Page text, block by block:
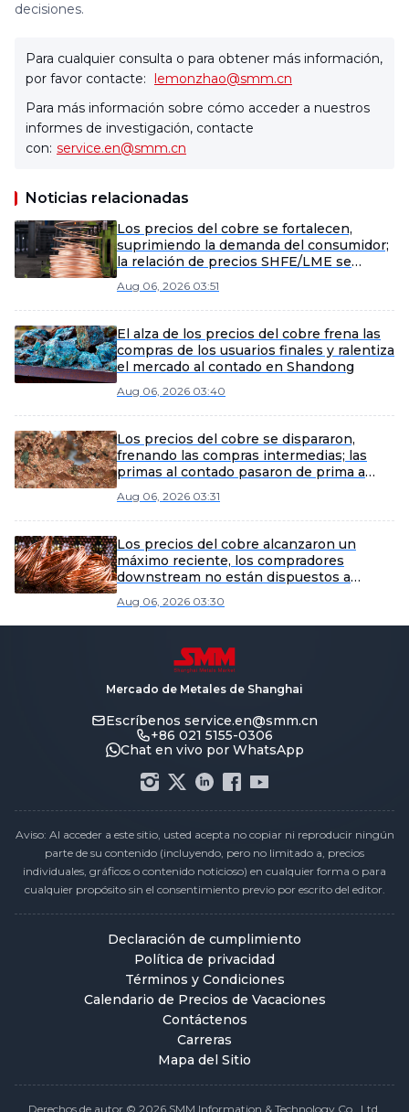
decisiones.
Para cualquier consulta o para obtener más información,
por favor contacte: lemonzhao@smm.cn
Para más información sobre cómo acceder a nuestros
informes de investigación, contacte
con: service.en@smm.cn
Noticias relacionadas
Los precios del cobre se fortalecen,
suprimiendo la demanda del consumidor;
la relación de precios SHFE/LME se
Yangshan spot copper]
Aug 06, 2026 03:51
El alza de los precios del cobre frena las
compras de los usuarios finales y ralentiza
el mercado al contado en Shandong
Aug 06, 2026 03:40
Los precios del cobre se dispararon,
frenando las compras intermedias; las
primas al contado pasaron de prima a
mercado spot de cátodos de cobre de
Shandong]
Aug 06, 2026 03:31
Los precios del cobre alcanzaron un
máximo reciente, los compradores
downstream no están dispuestos a
bajar los precios para vender [SMM South
China Spot Copper]
Aug 06, 2026 03:30
Mercado de Metales de Shanghai
Escríbenos service.en@smm.cn
+86 021 5155-0306
Chat en vivo por WhatsApp
Aviso: Al acceder a este sitio, usted acepta no copiar ni reproducir ningún
parte de su contenido (incluyendo, pero no limitado a, precios
individuales, gráficos o contenido noticioso) en cualquier forma o para
cualquier propósito sin el consentimiento previo por escrito del editor.
Declaración de cumplimiento
Política de privacidad
Términos y Condiciones
Calendario de Precios de Vacaciones
Contáctenos
Carreras
Mapa del Sitio
Derechos de autor © 2026 SMM Information & Technology Co., Ltd.